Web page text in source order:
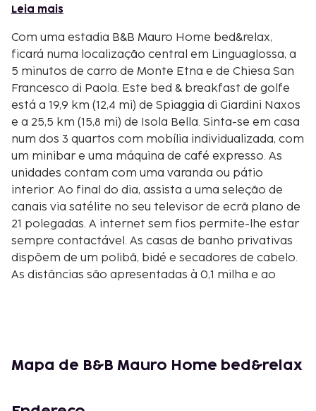
Leia mais
Com uma estadia B&B Mauro Home bed&relax,
ficará numa localização central em Linguaglossa, a
5 minutos de carro de Monte Etna e de Chiesa San
Francesco di Paola. Este bed & breakfast de golfe
está a 19,9 km (12,4 mi) de Spiaggia di Giardini Naxos
e a 25,5 km (15,8 mi) de Isola Bella. Sinta-se em casa
num dos 3 quartos com mobília individualizada, com
um minibar e uma máquina de café expresso. As
unidades contam com uma varanda ou pátio
interior. Ao final do dia, assista a uma seleção de
canais via satélite no seu televisor de ecrã plano de
21 polegadas. A internet sem fios permite-lhe estar
sempre contactável. As casas de banho privativas
dispõem de um polibã, bidé e secadores de cabelo.
As distâncias são apresentadas à 0,1 milha e ao
Clube de Golfe Il Picciolo - 4,2 km/2,6 mi
Mapa de B&B Mauro Home bed&relax